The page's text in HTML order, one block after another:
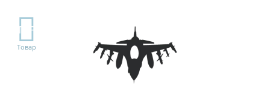
TOP
Товар